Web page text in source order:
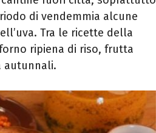
di vendemmia alcune
Tra le ricette della
ripiena di riso, frutta
autunnali.